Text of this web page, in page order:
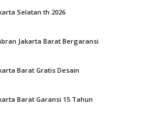
Selatan th 2026
Jakarta Barat Bergaransi
Barat Gratis Desain
Barat Garansi 15 Tahun